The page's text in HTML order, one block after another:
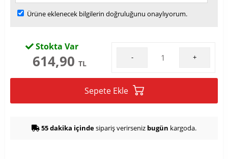
Ürüne eklenecek bilgilerin doğruluğunu onaylıyorum.
Stokta Var
614,90 TL
- +
Sepete Ekle
55 dakika içindesipariş verirseniz bugün kargoda.